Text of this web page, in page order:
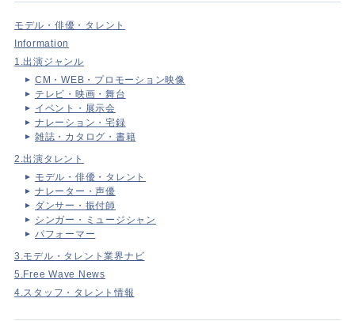
モデル・俳優・タレント
Information
1.出演ジャンル
CM・WEB・プロモーション映像
テレビ・映画・舞台
イベント・展示会
ナレーション・宅録
雑誌・カタログ・書籍
2.出演タレント
モデル・俳優・タレント
ナレーター・声優
ダンサー・振付師
シンガー・ミュージシャン
パフォーマー
3.モデル・タレント業界ナビ
5.Free Wave News
4.スタッフ・タレント情報